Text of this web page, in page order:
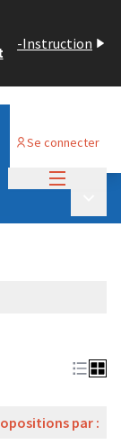
-Instruction
Se connecter
par :